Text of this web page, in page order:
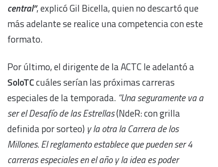
central”, explicó Gil Bicella, quien no descartó que
más adelante se realice una competencia con este
formato.
Por último, el dirigente de la ACTC le adelantó a
SoloTCcuáles serían las próximas carreras
especiales de la temporada. “Una seguramente va a
ser el Desafío de las Estrellas(NdeR: con grilla
definida por sorteo) y la otra la Carrera de los
Millones. El reglamento establece que pueden ser 4
carreras especiales en el año y la idea es poder